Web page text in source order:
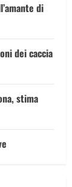
di
dei caccia
stima